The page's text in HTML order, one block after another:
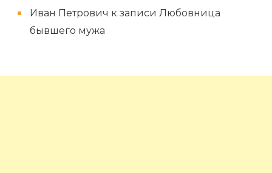
Иван Петрович к записи Любовница
бывшего мужа